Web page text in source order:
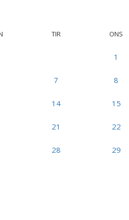
TIR ONS
1
7 8
14 15
21 22
28 29